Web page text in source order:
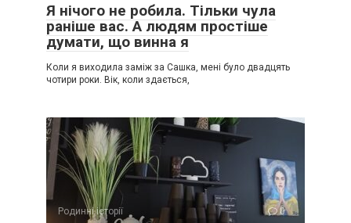
Я нічого не робила. Тільки чула
раніше вас. А людям простіше
думати, що винна я
Коли я виходила заміж за Сашка, мені було двадцять
чотири роки. Вік, коли здається,
Родинні історії 0